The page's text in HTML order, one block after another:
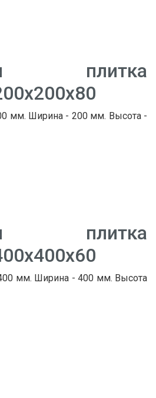
плитка
мм. Ширина - 200 мм. Высота -
плитка
мм. Ширина - 400 мм. Высота